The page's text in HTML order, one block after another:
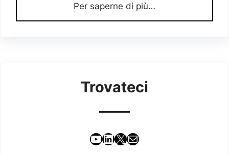
Per saperne di più…
Trovateci
YouTube
LinkedIn
X Email